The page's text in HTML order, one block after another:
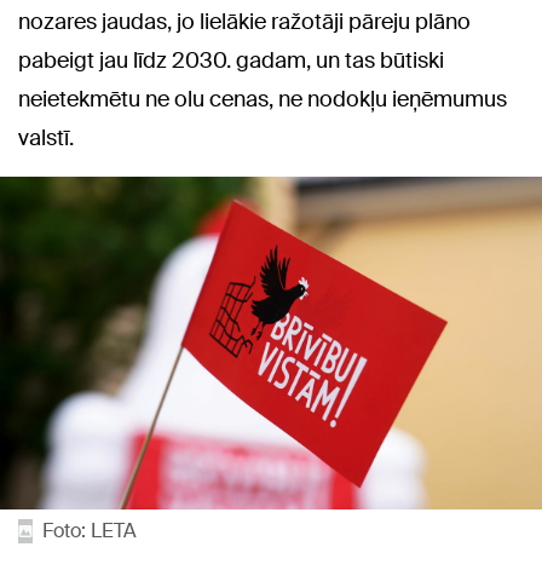
nozares jaudas, jo lielākie ražotāji pāreju plāno
pabeigt jau līdz 2030. gadam, un tas būtiski
neietekmētu ne olu cenas, ne nodokļu ieņēmumus
valstī.
Foto: LETA